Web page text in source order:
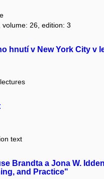
volume: 26, edition: 3
hnutí v New York City v
text
Brandta a Jona W.
and Practice"